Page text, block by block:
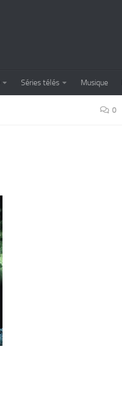
Séries télés Musique
0